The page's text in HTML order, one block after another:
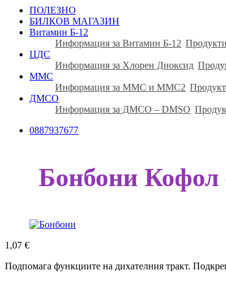
ПОЛЕЗНО
БИЛКОВ МАГАЗИН
Витамин Б-12
Информация за Витамин Б-12
ЦДС
Информация за Хлорен Диоксид
ММС
Информация за ММС и ММС2
ДМСО
Информация за ДМСО – DMSO
0887937677
Бонбони Кофол
1,07 €
Подпомага функциите на дихателния тракт.